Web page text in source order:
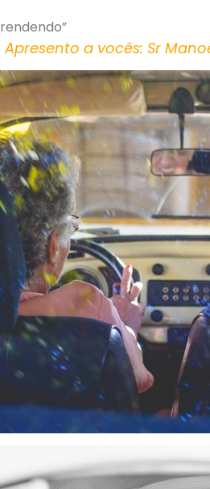
Apresento a vocês: Sr